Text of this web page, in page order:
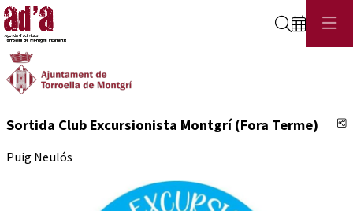
Cerca
Sortida Club Excursionista Montgrí (Fora Terme)
Puig Neulós